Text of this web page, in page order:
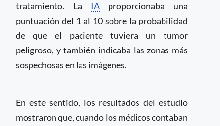
tratamiento. La IAproporcionaba una
puntuación del 1 al 10 sobre la probabilidad
de que el paciente tuviera un tumor
peligroso, y también indicaba las zonas más
sospechosas en las imágenes.
En este sentido, los resultados del estudio
mostraron que, cuando los médicos contaban